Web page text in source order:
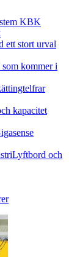
KBK
ett stort urval
kapacitet
Lyftbord och